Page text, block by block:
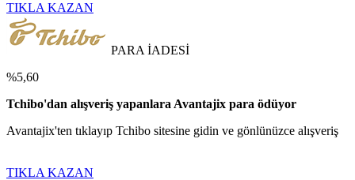
TIKLA KAZAN
PARA İADESİ
%5,60
Tchibo'dan alışveriş yapanlara Avantajix para ödüyor
Avantajix'ten tıklayıp Tchibo sitesine gidin ve gönlünüzce alışveriş
TIKLA KAZAN